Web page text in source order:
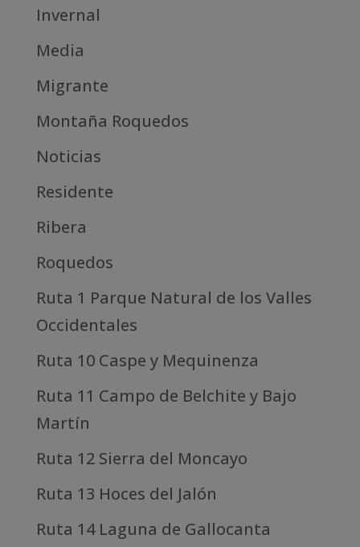
Invernal
Media
Migrante
Montaña Roquedos
Noticias
Residente
Ribera
Roquedos
Ruta 1 Parque Natural de los Valles
Occidentales
Ruta 10 Caspe y Mequinenza
Ruta 11 Campo de Belchite y Bajo
Martín
Ruta 12 Sierra del Moncayo
Ruta 13 Hoces del Jalón
Ruta 14 Laguna de Gallocanta